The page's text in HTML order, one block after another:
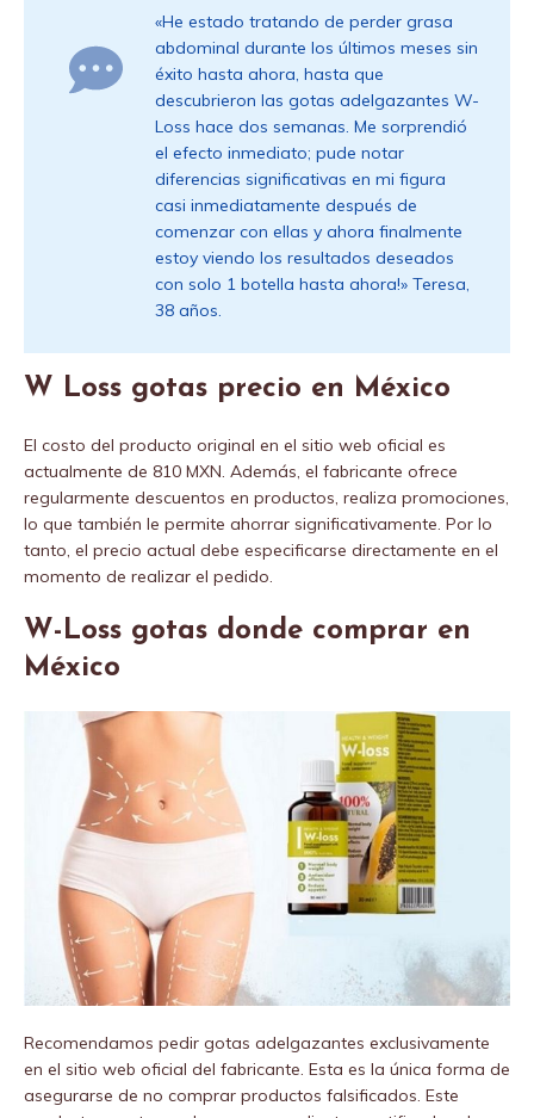
«He estado tratando de perder grasa
abdominal durante los últimos meses sin
éxito hasta ahora, hasta que
descubrieron las gotas adelgazantes W-
Loss hace dos semanas. Me sorprendió
el efecto inmediato; pude notar
diferencias significativas en mi figura
casi inmediatamente después de
comenzar con ellas y ahora finalmente
estoy viendo los resultados deseados
con solo 1 botella hasta ahora!» Teresa,
38 años.
W Loss gotas precio en México
El costo del producto original en el sitio web oficial es
actualmente de 810 MXN. Además, el fabricante ofrece
regularmente descuentos en productos, realiza promociones,
lo que también le permite ahorrar significativamente. Por lo
tanto, el precio actual debe especificarse directamente en el
momento de realizar el pedido.
W-Loss gotas donde comprar en
México
Recomendamos pedir gotas adelgazantes exclusivamente
en el sitio web oficial del fabricante. Esta es la única forma de
asegurarse de no comprar productos falsificados. Este